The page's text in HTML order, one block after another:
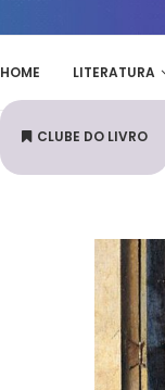
HOME LITERATURA
CLUBE DO LIVRO